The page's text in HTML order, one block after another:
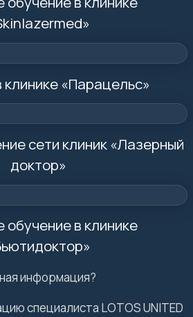
«Парацельс»
сети клиник «Лазерный
доктор»
обучение в клинике
информация?
специалиста LOTOS UNITED